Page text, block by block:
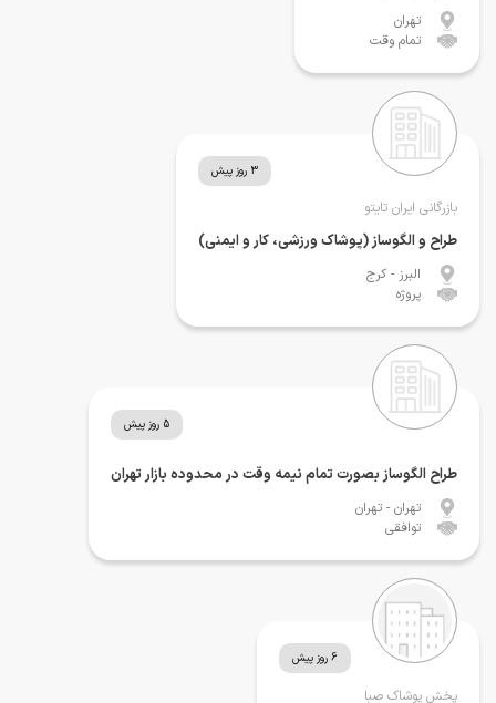
تهران
تمام وقت
3 روز پیش
بازرگانی ایران تایتو
طراح و الگوساز (پوشاک ورزشی، کار و ایمنی)
البرز - کرج
پروژه
5 روز پیش
طراح الگوساز بصورت تمام نیمه وقت در محدوده بازار تهران
تهران - تهران
توافقی
6 روز پیش
پخش پوشاک صبا